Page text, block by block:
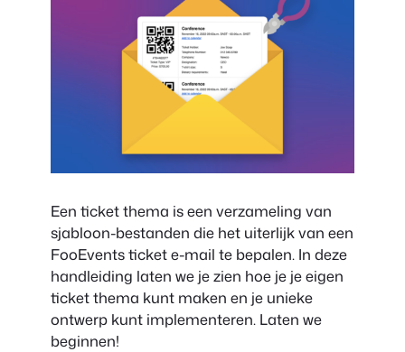
Een ticket thema is een verzameling van
sjabloon-bestanden die het uiterlijk van een
FooEvents ticket e-mail te bepalen. In deze
handleiding laten we je zien hoe je je eigen
ticket thema kunt maken en je unieke
ontwerp kunt implementeren. Laten we
beginnen!